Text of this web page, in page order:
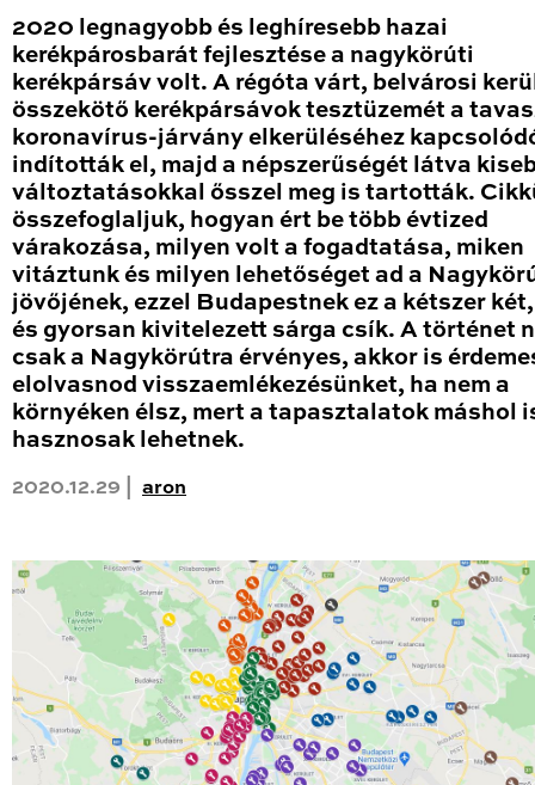
2020 legnagyobb és leghíresebb hazai
kerékpárosbarát fejlesztése a nagykörúti
kerékpársáv volt. A régóta várt, belvárosi
összekötő kerékpársávok tesztüzemét a
koronavírus-járvány elkerüléséhez
indították el, majd a népszerűségét látva
változtatásokkal ősszel meg is tartották.
összefoglaljuk, hogyan ért be több évtized
várakozása, milyen volt a fogadtatása, miken
vitáztunk és milyen lehetőséget ad a
jövőjének, ezzel Budapestnek ez a kétszer
és gyorsan kivitelezett sárga csík. A történet
csak a Nagykörútra érvényes, akkor is
elolvasnod visszaemlékezésünket, ha nem a
környéken élsz, mert a tapasztalatok máshol
hasznosak lehetnek.
2020.12.29 | aron